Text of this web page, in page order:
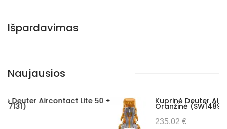
Išpardavimas
Naujausios
+ Kuprinė Deuter Aircontact Lite 40 + 10,
Oranžinė (SW1489559)